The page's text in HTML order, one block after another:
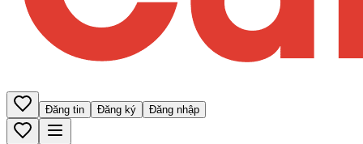
Đăng tin Đăng ký Đăng nhập